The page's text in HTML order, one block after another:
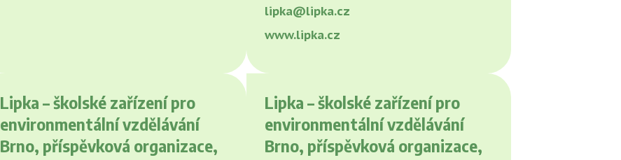
lipka@lipka.cz
www.lipka.cz
Lipka – školské zařízení pro
environmentální vzdělávání
Brno, příspěvková organizace,
Lipka – školské zařízení pro
environmentální vzdělávání
Brno, příspěvková organizace,